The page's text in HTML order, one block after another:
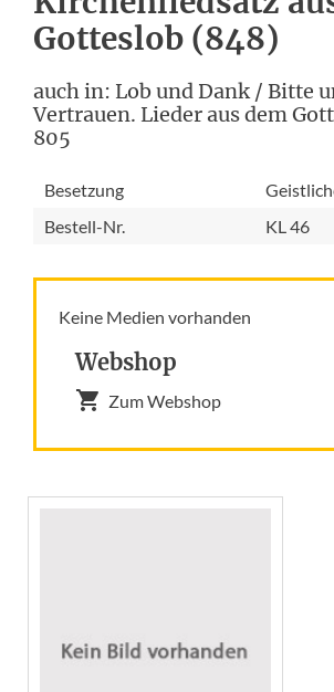
Gotteslob (848)
auch in: Lob und Dank / Bitte
Vertrauen. Lieder aus dem
805
Besetzung
Bestell-Nr.
KL 46
Keine Medien vorhanden
Webshop
Zum Webshop